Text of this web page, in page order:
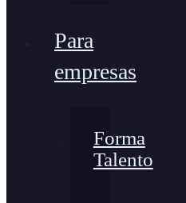
Para
empresas
Forma
Talento